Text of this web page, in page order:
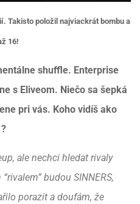
Takisto položil najviackrát bombu a
16!
shuffle. Enterprise
s Eliveom. Niečo sa šepká
pri vás. Koho vidíš ako
ale nechci hledat rivaly
budou SINNERS,
porazit a doufám, že